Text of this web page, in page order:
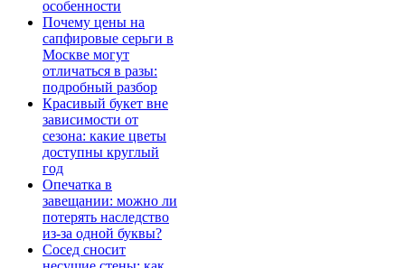
особенности
Почему цены на
сапфировые серьги в
Москве могут
отличаться в разы:
подробный разбор
Красивый букет вне
зависимости от
сезона: какие цветы
доступны круглый
год
Опечатка в
завещании: можно ли
потерять наследство
из-за одной буквы?
Сосед сносит